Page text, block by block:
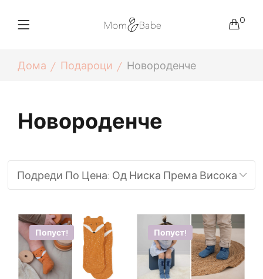
0
Новороденче
Дома Подароци Новороденче
Попуст! Попуст!